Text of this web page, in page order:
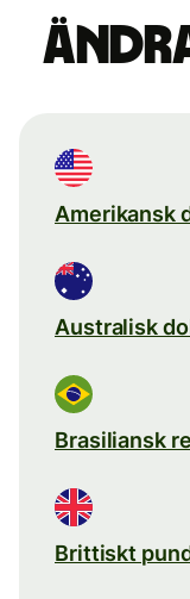
Amerikansk
Australisk
Brasiliansk
Brittiskt